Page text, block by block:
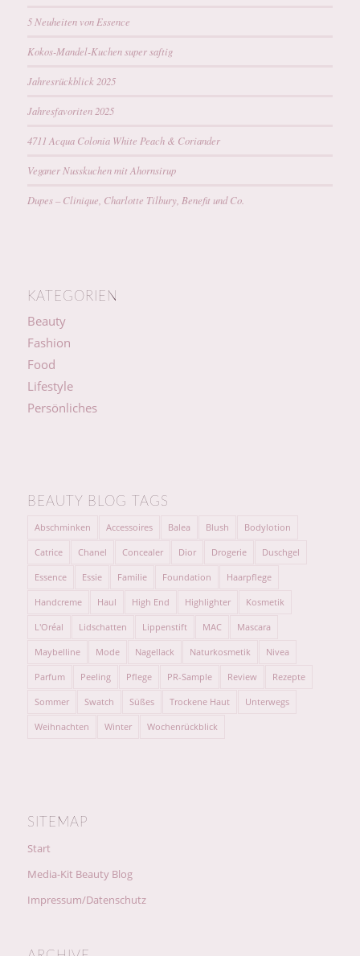
5 Neuheiten von Essence
Kokos-Mandel-Kuchen super saftig
Jahresrückblick 2025
Jahresfavoriten 2025
4711 Acqua Colonia White Peach & Coriander
Veganer Nusskuchen mit Ahornsirup
Dupes – Clinique, Charlotte Tilbury, Benefit und Co.
KATEGORIEN
Beauty
Fashion
Food
Lifestyle
Persönliches
BEAUTY BLOG TAGS
Abschminken Accessoires Balea Blush Bodylotion
Catrice Chanel Concealer Dior Drogerie Duschgel
Essence Essie Familie Foundation Haarpflege
Handcreme Haul High End Highlighter Kosmetik
L'Oréal Lidschatten Lippenstift MAC Mascara
Maybelline Mode Nagellack Naturkosmetik Nivea
Parfum Peeling Pflege PR-Sample Review Rezepte
Sommer Swatch Süßes Trockene Haut Unterwegs
Weihnachten Winter Wochenrückblick
SITEMAP
Start
Media-Kit Beauty Blog
Impressum/Datenschutz